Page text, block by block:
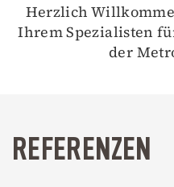
Herzlich
Ihrem Spezialisten
der
REFERENZEN